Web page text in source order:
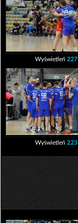
Wyświetleń 227
Wyświetleń 223